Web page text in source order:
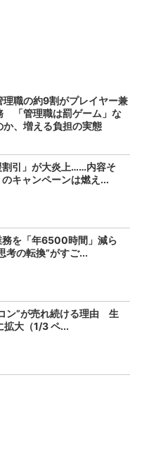
理職の約9割がプレイヤー兼
「管理職は罰ゲーム」な
か、増える負担の実態
割引」が大炎上……内容そ
キャンペーンは燃え...
を「年6500時間」減ら
の転換”がすご...
ン”が売れ続ける理由 生
拡大（1/3 ペ...